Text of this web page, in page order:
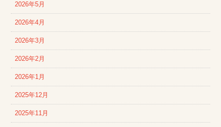
2026年5月
2026年4月
2026年3月
2026年2月
2026年1月
2025年12月
2025年11月